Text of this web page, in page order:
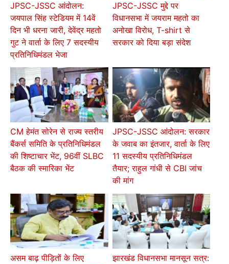
JPSC-JSSC आंदोलन:
जयपाल सिंह स्टेडियम में 14वें
दिन भी धरना जारी, देवेंद्र महतो
गुट ने वार्ता के लिए 7 सदस्यीय
प्रतिनिधिमंडल भेजा
JPSC-JSSC मुद्दे पर
विधानसभा में जयराम महतो का
अनोखा विरोध, T-shirt से
सरकार को दिया बड़ा संदेश
CM हेमंत सोरेन से राज्य स्तरीय
बैंकर्स समिति के प्रतिनिधिमंडल
की शिष्टाचार भेंट, 96वीं SLBC
बैठक की स्मारिका भेंट
JPSC-JSSC आंदोलन: सरकार
के जवाब का इंतजार, वार्ता के लिए
11 सदस्यीय प्रतिनिधिमंडल
तैयार; राहुल गांधी से CBI जांच
की मांग
असम बाढ़ पीड़ितों के लिए
झारखंड विधानसभा मानसून सत्र: